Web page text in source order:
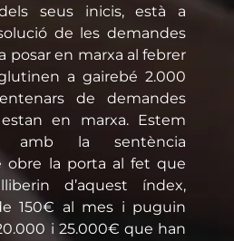
seus inicis, està a
de les demandes
posar en marxa al febrer
a gairebé 2.000
de demandes
en marxa. Estem
amb la sentència
obre la porta al fet que
d’aquest índex,
150€ al mes i puguin
i 25.000€ que han